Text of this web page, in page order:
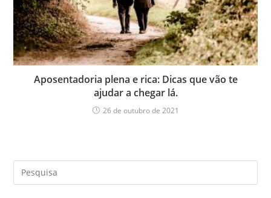
Aposentadoria plena e rica: Dicas que vão te
ajudar a chegar lá.
26 de outubro de 2021